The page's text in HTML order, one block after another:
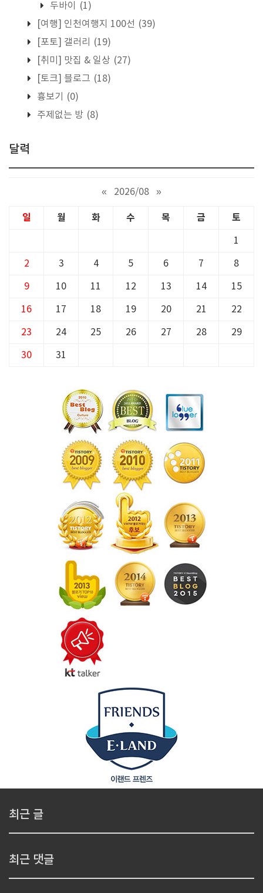
두바이
(1)
[여행] 인천여행지 100선 (39)
[포토] 갤러리
(19)
[취미] 맛집 & 일상 (27)
[토크] 블로그 (18)
흉보기
(0)
주제없는 방 (8)
달력
« 2026/08 »
일 월 화 수 목 금 토
1
2 3 4 5 6 7 8
9 10 11 12 13 14 15
16 17 18 19 20 21 22
23 24 25 26 27 28 29
30 31
최근 글
최근 댓글